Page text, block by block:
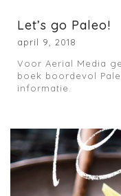
Let’s go Paleo!
april 9, 2018
Voor Aerial Media
boek boordevol
informatie.